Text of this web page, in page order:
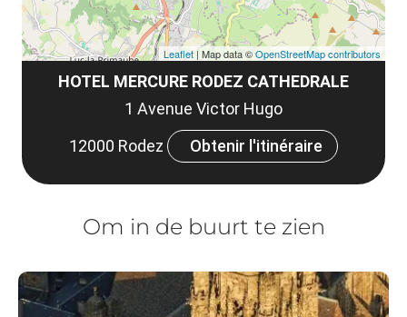
HOTEL MERCURE RODEZ CATHEDRALE
1 Avenue Victor Hugo
12000 Rodez
Obtenir l'itinéraire
Leaflet | Map data ©OpenStreetMap contributors
Om in de buurt te zien